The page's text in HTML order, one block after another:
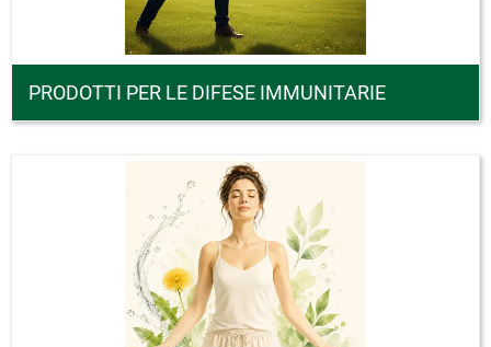
PRODOTTI PER LE DIFESE IMMUNITARIE